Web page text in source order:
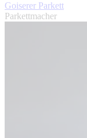
Goiserer Parkett
Parkettmacher